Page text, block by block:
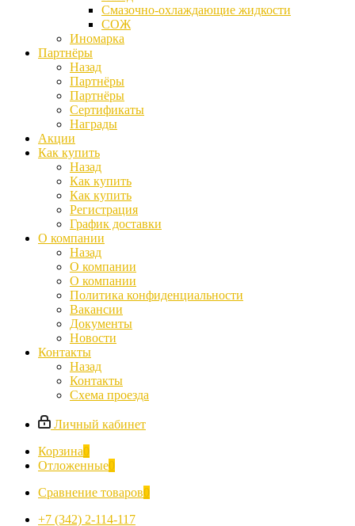
Смазочно-охлаждающие жидкости
СОЖ
Иномарка
Партнёры
Назад
Партнёры
Партнёры
Сертификаты
Награды
Акции
Как купить
Назад
Как купить
Как купить
Регистрация
График доставки
О компании
Назад
О компании
О компании
Политика конфиденциальности
Вакансии
Документы
Новости
Контакты
Назад
Контакты
Схема проезда
Личный кабинет
Корзина0
Отложенные0
Сравнение товаров0
+7 (342) 2-114-117